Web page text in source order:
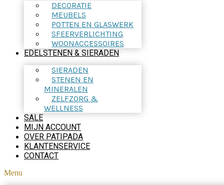
DECORATIE
MEUBELS
POTTEN EN GLASWERK
SFEERVERLICHTING
WOONACCESSOIRES
EDELSTENEN & SIERADEN
SIERADEN
STENEN EN
MINERALEN
ZELFZORG &
WELLNESS
SALE
MIJN ACCOUNT
OVER PATIPADA
KLANTENSERVICE
CONTACT
Menu